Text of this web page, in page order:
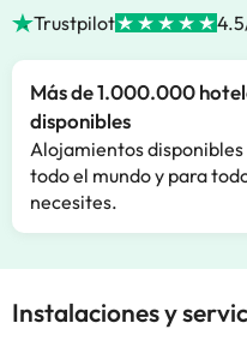
Trustpilot
Más de 1.000.000
disponibles
Alojamientos
todo el mundo y para
necesites.
Instalaciones y